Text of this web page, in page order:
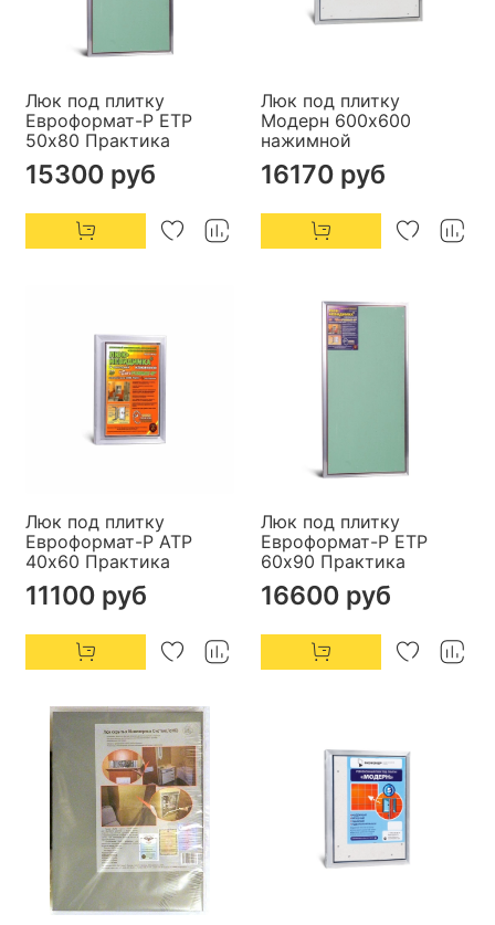
Люк под плитку
Евроформат-Р ЕТР
50х80 Практика
15300 руб
Люк под плитку
Модерн 600х600
нажимной
16170 руб
Люк под плитку
Евроформат-Р АТР
40х60 Практика
11100 руб
Люк под плитку
Евроформат-Р ЕТР
60х90 Практика
16600 руб